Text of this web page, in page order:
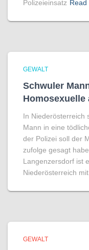
Polizeieinsatz Read
GEWALT
Schwuler
Homo­sexuelle
In Niederösterreich
Mann in eine
der Polizei soll der
zufolge gesagt
Langenzersdorf ist
Niederösterreich mit
GEWALT